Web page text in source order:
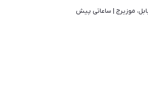
موزیرج | ساعاتی پیش